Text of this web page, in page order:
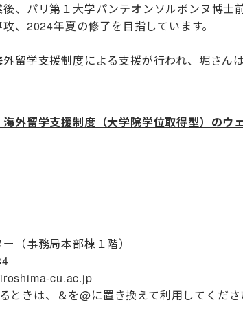
、パリ第１大学パンテオンソルボンヌ博
、 2024年夏の修了を目指しています。
留学支援制度による支援が行われ、堀さん
外留学支援制度（大学院学位取得型）のウ
（事務局本部棟１階）
cu.ac.jp
ときは、＆を@に置き換えて利用してくださ